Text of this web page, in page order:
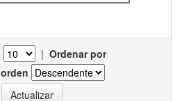
| Ordenar por